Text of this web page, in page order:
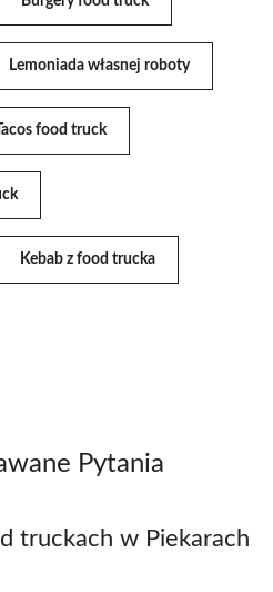
Lemoniada własnej roboty
Tacos food truck
Kebab z food trucka
Pytania
truckach w Piekarach